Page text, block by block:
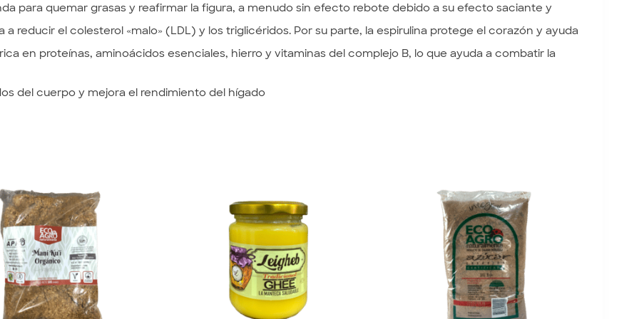
para quemar grasas y reafirmar la figura, a menudo sin efecto rebote debido a su efecto saciante y
a reducir el colesterol «malo» (LDL) y los triglicéridos. Por su parte, la espirulina protege el corazón y ayuda
en proteínas, aminoácidos esenciales, hierro y vitaminas del complejo B, lo que ayuda a combatir la
del cuerpo y mejora el rendimiento del hígado